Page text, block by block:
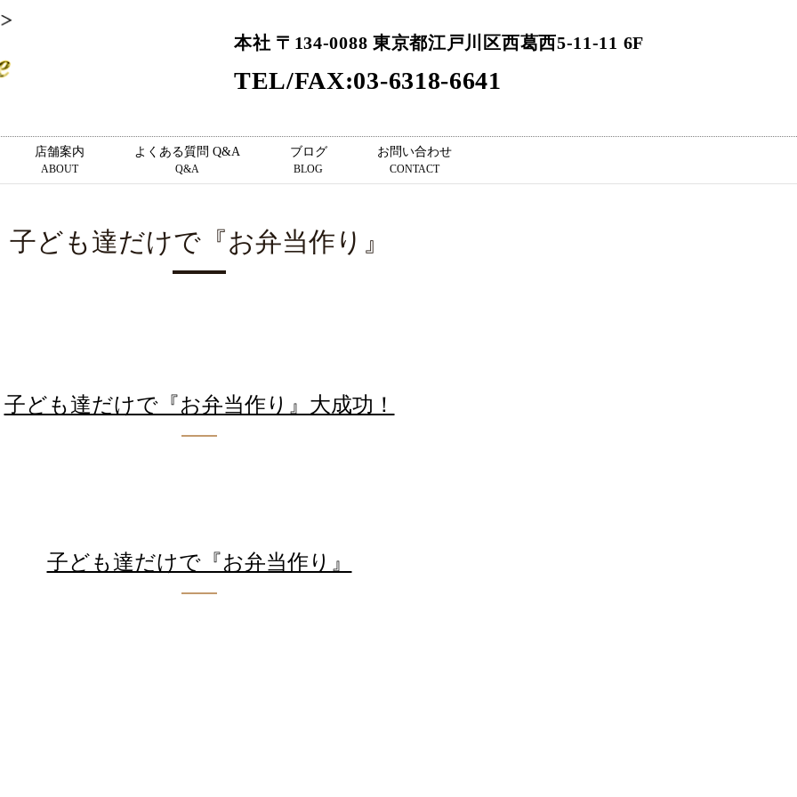
本社 〒134-0088 東京都江戸川区西葛西5-11-11 6F
TEL/FAX:03-6318-6641
店舗案内
ABOUT
よくある質問 Q&A
Q&A
ブログ
BLOG
お問い合わせ
CONTACT
子ども達だけで『お弁当作り』
子ども達だけで『お弁当作り』大成功！
子ども達だけで『お弁当作り』